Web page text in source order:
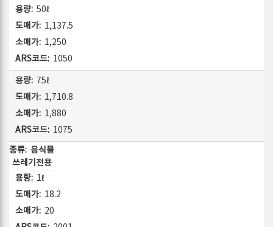
50ℓ
1,137.5
1,250
1050
75ℓ
1,710.8
1,880
1075
음식물
쓰레기전용
1ℓ
18.2
20